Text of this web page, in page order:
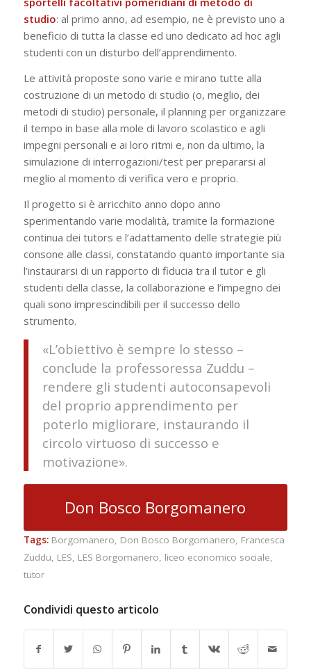
studio: al primo anno, ad esempio, ne è previsto uno a
beneficio di tutta la classe ed uno dedicato ad hoc agli
studenti con un disturbo dell’apprendimento.
Le attività proposte sono varie e mirano tutte alla
costruzione di un metodo di studio (o, meglio, dei
metodi di studio) personale, il planning per organizzare
il tempo in base alla mole di lavoro scolastico e agli
impegni personali e ai loro ritmi e, non da ultimo, la
simulazione di interrogazioni/test per prepararsi al
meglio al momento di verifica vero e proprio.
Il progetto si è arricchito anno dopo anno
sperimentando varie modalità, tramite la formazione
continua dei tutors e l’adattamento delle strategie più
consone alle classi, constatando quanto importante sia
l’instaurarsi di un rapporto di fiducia tra il tutor e gli
studenti della classe, la collaborazione e l’impegno dei
quali sono imprescindibili per il successo dello
strumento.
«L’obiettivo è sempre lo stesso –
conclude la professoressa Zuddu –
rendere gli studenti autoconsapevoli
del proprio apprendimento per
poterlo migliorare, instaurando il
circolo virtuoso di successo e
motivazione».
Don Bosco Borgomanero
Tags: Borgomanero, Don Bosco Borgomanero, Francesca
Zuddu, LES, LES Borgomanero, liceo economico sociale,
tutor
Condividi questo articolo